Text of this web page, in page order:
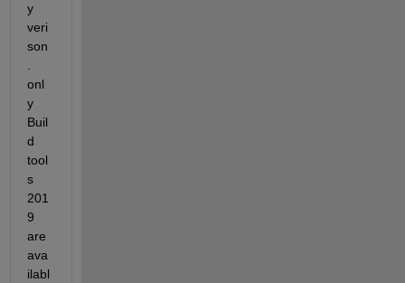
y
veri
son
onl
y
Buil
d
tool
s
201
9
are
ava
ilabl